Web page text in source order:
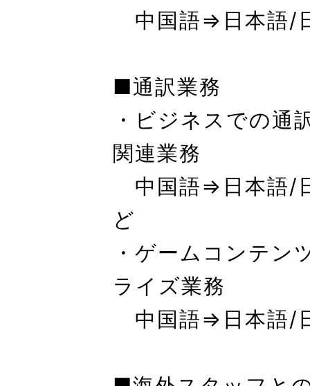
中国語⇒日本語/
■通訳業務
・ビジネスでの通
関連業務
中国語⇒日本語/
ど
・ゲームコンテン
ライズ業務
中国語⇒日本語/